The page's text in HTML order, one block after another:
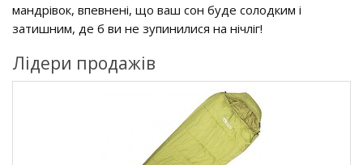
мандрівок, впевнені, що ваш сон буде солодким і
затишним, де б ви не зупинилися на нічліг!
Лідери продажів